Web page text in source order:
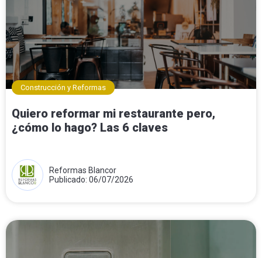
Construcción y Reformas
Quiero reformar mi restaurante pero,
¿cómo lo hago? Las 6 claves
Reformas Blancor
Publicado: 06/07/2026